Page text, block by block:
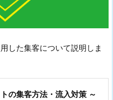
した集客について説明しま
の集客方法・流入対策 ～